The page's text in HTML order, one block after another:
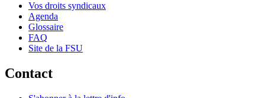
Vos droits syndicaux
Agenda
Glossaire
FAQ
Site de la FSU
Contact